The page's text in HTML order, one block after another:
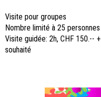
Visite pour groupes
Nombre limité à 25 personnes
Visite guidée: 2h, CHF 150.--
souhaité